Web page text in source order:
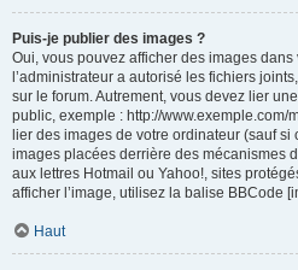
Puis-je publier des images ?
Oui, vous pouvez afficher des images
l’administrateur a autorisé les fichiers
sur le forum. Autrement, vous devez lier
public, exemple : http://www.exemple.com/
lier des images de votre ordinateur (sauf si
images placées derrière des mécanismes
aux lettres Hotmail ou Yahoo!, sites
afficher l’image, utilisez la balise BBCode
Haut